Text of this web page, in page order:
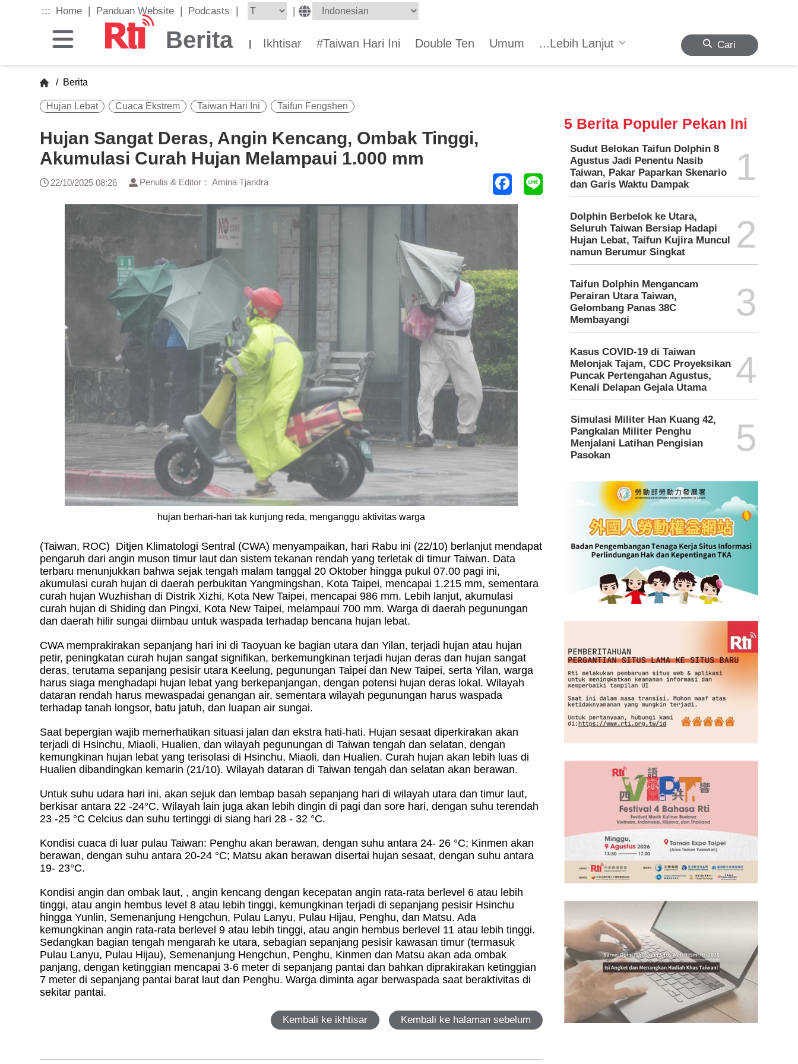
::: Home Panduan Website Podcasts |
Berita Ikhtisar #Taiwan Hari Ini Double Ten Umum ...Lebih Lanjut Cari
/ Berita
Hujan Lebat Cuaca Ekstrem Taiwan Hari Ini Taifun Fengshen
Hujan Sangat Deras, Angin Kencang, Ombak Tinggi,
Akumulasi Curah Hujan Melampaui 1.000 mm
22/10/2025 08:26 Penulis & Editor： Amina Tjandra
hujan berhari-hari tak kunjung reda, menganggu aktivitas warga
(Taiwan, ROC) Ditjen Klimatologi Sentral (CWA) menyampaikan, hari Rabu ini (22/10) berlanjut mendapat
pengaruh dari angin muson timur laut dan sistem tekanan rendah yang terletak di timur Taiwan. Data
terbaru menunjukkan bahwa sejak tengah malam tanggal 20 Oktober hingga pukul 07.00 pagi ini,
akumulasi curah hujan di daerah perbukitan Yangmingshan, Kota Taipei, mencapai 1.215 mm, sementara
curah hujan Wuzhishan di Distrik Xizhi, Kota New Taipei, mencapai 986 mm. Lebih lanjut, akumulasi
curah hujan di Shiding dan Pingxi, Kota New Taipei, melampaui 700 mm. Warga di daerah pegunungan
dan daerah hilir sungai diimbau untuk waspada terhadap bencana hujan lebat.
CWA memprakirakan sepanjang hari ini di Taoyuan ke bagian utara dan Yilan, terjadi hujan atau hujan
petir, peningkatan curah hujan sangat signifikan, berkemungkinan terjadi hujan deras dan hujan sangat
deras, terutama sepanjang pesisir utara Keelung, pegunungan Taipei dan New Taipei, serta Yilan, warga
harus siaga menghadapi hujan lebat yang berkepanjangan, dengan potensi hujan deras lokal. Wilayah
dataran rendah harus mewaspadai genangan air, sementara wilayah pegunungan harus waspada
terhadap tanah longsor, batu jatuh, dan luapan air sungai.
Saat bepergian wajib memerhatikan situasi jalan dan ekstra hati-hati. Hujan sesaat diperkirakan akan
terjadi di Hsinchu, Miaoli, Hualien, dan wilayah pegunungan di Taiwan tengah dan selatan, dengan
kemungkinan hujan lebat yang terisolasi di Hsinchu, Miaoli, dan Hualien. Curah hujan akan lebih luas di
Hualien dibandingkan kemarin (21/10). Wilayah dataran di Taiwan tengah dan selatan akan berawan.
Untuk suhu udara hari ini, akan sejuk dan lembap basah sepanjang hari di wilayah utara dan timur laut,
berkisar antara 22 -24°C. Wilayah lain juga akan lebih dingin di pagi dan sore hari, dengan suhu terendah
23 -25 °C Celcius dan suhu tertinggi di siang hari 28 - 32 °C.
Kondisi cuaca di luar pulau Taiwan: Penghu akan berawan, dengan suhu antara 24- 26 °C; Kinmen akan
berawan, dengan suhu antara 20-24 °C; Matsu akan berawan disertai hujan sesaat, dengan suhu antara
19- 23°C.
Kondisi angin dan ombak laut, , angin kencang dengan kecepatan angin rata-rata berlevel 6 atau lebih
tinggi, atau angin hembus level 8 atau lebih tinggi, kemungkinan terjadi di sepanjang pesisir Hsinchu
hingga Yunlin, Semenanjung Hengchun, Pulau Lanyu, Pulau Hijau, Penghu, dan Matsu. Ada
kemungkinan angin rata-rata berlevel 9 atau lebih tinggi, atau angin hembus berlevel 11 atau lebih tinggi.
Sedangkan bagian tengah mengarah ke utara, sebagian sepanjang pesisir kawasan timur (termasuk
Pulau Lanyu, Pulau Hijau), Semenanjung Hengchun, Penghu, Kinmen dan Matsu akan ada ombak
panjang, dengan ketinggian mencapai 3-6 meter di sepanjang pantai dan bahkan diprakirakan ketinggian
7 meter di sepanjang pantai barat laut dan Penghu. Warga diminta agar berwaspada saat beraktivitas di
sekitar pantai.
Kembali ke ikhtisar Kembali ke halaman sebelum
5 Berita Populer Pekan Ini
Sudut Belokan Taifun Dolphin 8
Agustus Jadi Penentu Nasib
Taiwan, Pakar Paparkan Skenario
dan Garis Waktu Dampak
1
Dolphin Berbelok ke Utara,
Seluruh Taiwan Bersiap Hadapi
Hujan Lebat, Taifun Kujira Muncul
namun Berumur Singkat
2
Taifun Dolphin Mengancam
Perairan Utara Taiwan,
Gelombang Panas 38C
Membayangi
3
Kasus COVID-19 di Taiwan
Melonjak Tajam, CDC Proyeksikan
Puncak Pertengahan Agustus,
Kenali Delapan Gejala Utama
4
Simulasi Militer Han Kuang 42,
Pangkalan Militer Penghu
Menjalani Latihan Pengisian
Pasokan
5